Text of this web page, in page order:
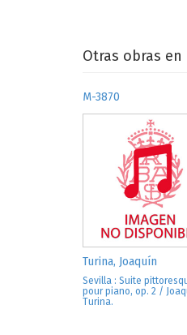
Otras obras
M-3870
Turina, Joaquín
Sevilla : Suite
pour piano, op. 2 /
Turina.